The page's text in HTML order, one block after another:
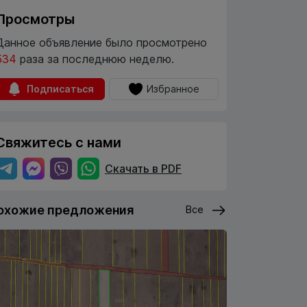
объявление было просмотрено
раза за последнюю неделю.
Подписаться Избранное
с нами
Скачать в PDF
предложения Все